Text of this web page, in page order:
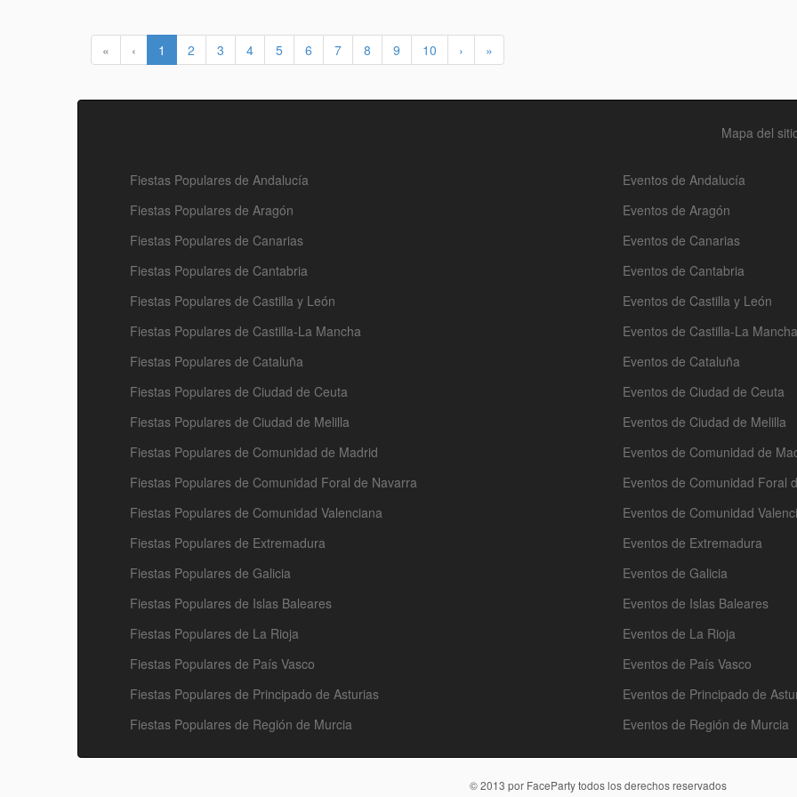
« ‹ 1 2 3 4 5 6 7 8 9 10 › »
Mapa del
Fiestas Populares de Andalucía
Fiestas Populares de Aragón
Fiestas Populares de Canarias
Fiestas Populares de Cantabria
Fiestas Populares de Castilla y León
Fiestas Populares de Castilla-La Mancha
Fiestas Populares de Cataluña
Fiestas Populares de Ciudad de Ceuta
Fiestas Populares de Ciudad de Melilla
Fiestas Populares de Comunidad de Madrid
Fiestas Populares de Comunidad Foral de Navarra
Fiestas Populares de Comunidad Valenciana
Fiestas Populares de Extremadura
Fiestas Populares de Galicia
Fiestas Populares de Islas Baleares
Fiestas Populares de La Rioja
Fiestas Populares de País Vasco
Fiestas Populares de Principado de Asturias
Fiestas Populares de Región de Murcia
Eventos de Andalucía
Eventos de Aragón
Eventos de Canarias
Eventos de Cantabria
Eventos de Castilla y León
Eventos de Castilla-La Mancha
Eventos de Cataluña
Eventos de Ciudad de Ceuta
Eventos de Ciudad de Melilla
Eventos de Comunidad de
Eventos de Comunidad Foral
Eventos de Comunidad
Eventos de Extremadura
Eventos de Galicia
Eventos de Islas Baleares
Eventos de La Rioja
Eventos de País Vasco
Eventos de Principado de
Eventos de Región de Murcia
© 2013 por FaceParty todos los derechos reservados